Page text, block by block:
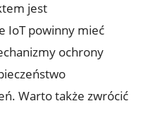
jest
IoT powinny mieć
ochrony
Warto także zwrócić